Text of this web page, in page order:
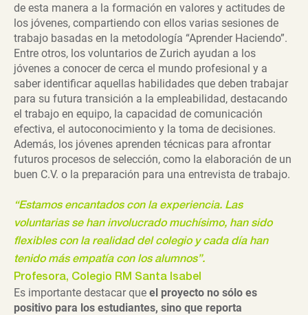
de esta manera a la formación en valores y actitudes de
los jóvenes, compartiendo con ellos varias sesiones de
trabajo basadas en la metodología “Aprender Haciendo”.
Entre otros, los voluntarios de Zurich ayudan a los
jóvenes a conocer de cerca el mundo profesional y a
saber identificar aquellas habilidades que deben trabajar
para su futura transición a la empleabilidad, destacando
el trabajo en equipo, la capacidad de comunicación
efectiva, el autoconocimiento y la toma de decisiones.
Además, los jóvenes aprenden técnicas para afrontar
futuros procesos de selección, como la elaboración de un
buen C.V. o la preparación para una entrevista de trabajo.
“Estamos encantados con la experiencia. Las
voluntarias se han involucrado muchísimo, han sido
flexibles con la realidad del colegio y cada día han
tenido más empatía con los alumnos”.
Profesora, Colegio RM Santa Isabel
Es importante destacar que el proyecto no sólo es
positivo para los estudiantes, sino que reporta